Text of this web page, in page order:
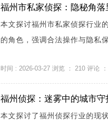
福州市私家侦探：隐秘角
本文探讨福州市私家侦探行业
的角色，强调合法操作与隐私
时间 : 2026-03-27 浏览 ： 210 评论 ：
福州侦探：迷雾中的城市
本文探讨了福州侦探行业的现